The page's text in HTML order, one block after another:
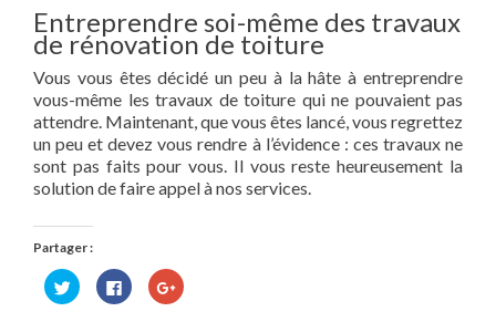
Entreprendre soi-même des travaux
de rénovation de toiture
Vous vous êtes décidé un peu à la hâte à entreprendre
vous-même les travaux de toiture qui ne pouvaient pas
attendre. Maintenant, que vous êtes lancé, vous regrettez
un peu et devez vous rendre à l’évidence : ces travaux ne
sont pas faits pour vous. Il vous reste heureusement la
solution de faire appel à nos services.
Partager :
Cliquez
pour
partager
Cliquez
pour
partager
Cliquez
pour